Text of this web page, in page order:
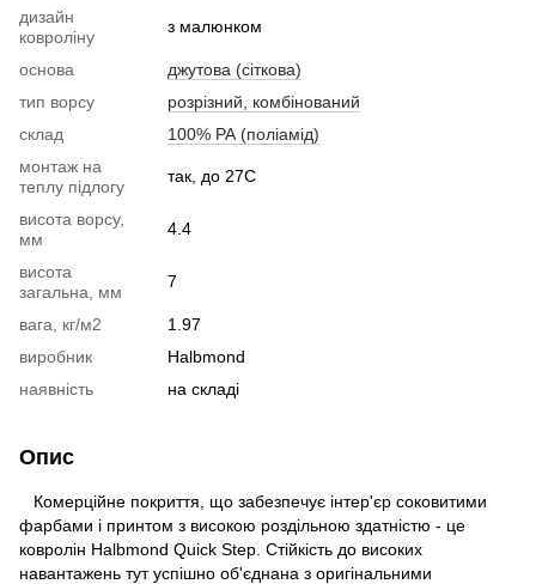
дизайн
ковроліну
з малюнком
основа
джутова (сіткова)
тип ворсу
розрізний, комбінований
склад
100% РА (поліамід)
монтаж на
теплу підлогу
так, до 27С
висота ворсу,
мм
4.4
висота
загальна, мм
7
вага, кг/м2
1.97
виробник
Halbmond
наявність
на складі
Опис
Комерційне покриття, що забезпечує інтер'єр соковитими
фарбами і принтом з високою роздільною здатністю - це
ковролін Halbmond Quick Step. Стійкість до високих
навантажень тут успішно об'єднана з оригінальними